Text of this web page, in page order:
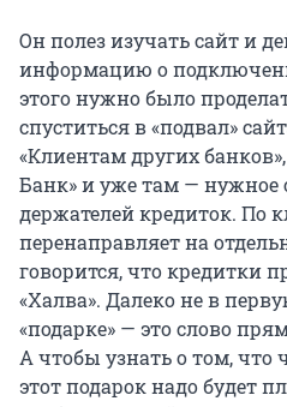
Он полез изучать сайт и
информацию о
этого нужно было
спуститься в «подвал»
«Клиентам других
Банк» и уже там — нужное
держателей кредиток. По
перенаправляет на
говорится, что кредитки
«Халва». Далеко не в
«подарке» — это слово
А чтобы узнать о том, что
этот подарок надо будет